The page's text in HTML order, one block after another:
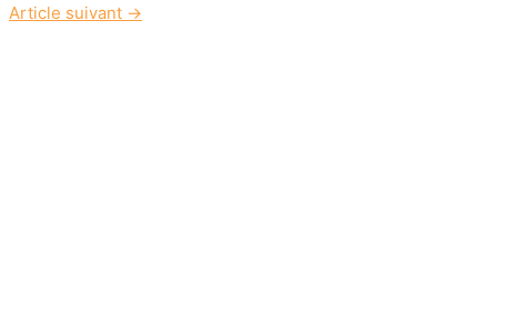
Article suivant →